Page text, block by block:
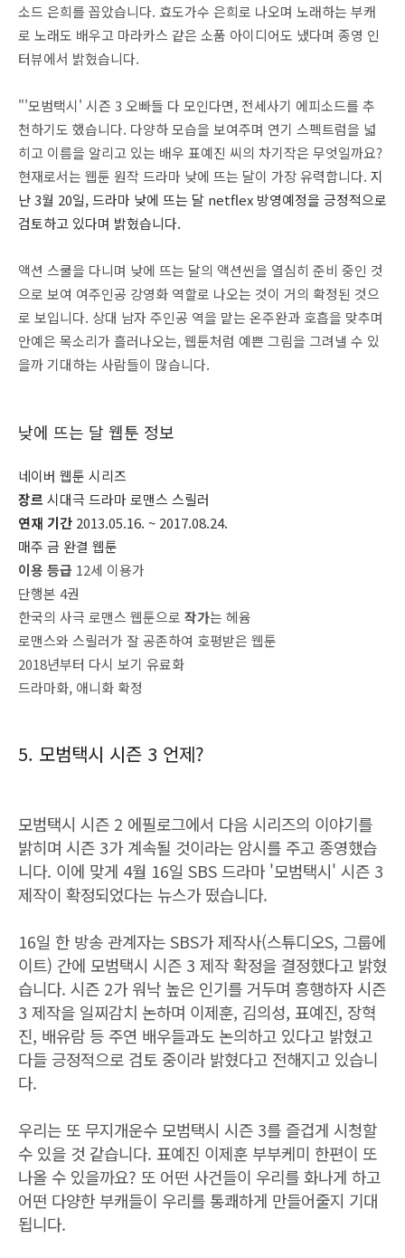
소드 은희를 꼽았습니다. 효도가수 은희로 나오며 노래하는 부캐
로 노래도 배우고 마라카스 같은 소품 아이디어도 냈다며 종영 인
터뷰에서 밝혔습니다.
"'모범택시' 시즌 3 오빠들 다 모인다면, 전세사기 에피소드를 추
천하기도 했습니다. 다양하 모습을 보여주며 연기 스펙트럼을 넓
히고 이름을 알리고 있는 배우 표예진 씨의 차기작은 무엇일까요?
현재로서는 웹툰 원작 드라마 낮에 뜨는 달이 가장 유력합니다. 지
난 3월 20일, 드라마 낮에 뜨는 달 netflex 방영예정을 긍정적으로
검토하고 있다며 밝혔습니다.
액션 스쿨을 다니며 낮에 뜨는 달의 액션씬을 열심히 준비 중인 것
으로 보여 여주인공 강영화 역할로 나오는 것이 거의 확정된 것으
로 보입니다. 상대 남자 주인공 역을 맡는 온주완과 호흡을 맞추며
안예은 목소리가 흘러나오는, 웹툰처럼 예쁜 그림을 그려낼 수 있
을까 기대하는 사람들이 많습니다.
낮에 뜨는 달 웹툰 정보
네이버 웹툰 시리즈
장르 시대극 드라마 로맨스 스릴러
연재 기간 2013.05.16. ~ 2017.08.24.
매주 금 완결 웹툰
이용 등급 12세 이용가
단행본 4권
한국의 사극 로맨스 웹툰으로 작가는 헤윰
로맨스와 스릴러가 잘 공존하여 호평받은 웹툰
2018년부터 다시 보기 유료화
드라마화, 애니화 확정
5. 모범택시 시즌 3 언제?
모범택시 시즌 2 에필로그에서 다음 시리즈의 이야기를
밝히며 시즌 3가 계속될 것이라는 암시를 주고 종영했습
니다. 이에 맞게 4월 16일 SBS 드라마 '모범택시' 시즌 3
제작이 확정되었다는 뉴스가 떴습니다.
16일 한 방송 관계자는 SBS가 제작사(스튜디오S, 그룹에
이트) 간에 모범택시 시즌 3 제작 확정을 결정했다고 밝혔
습니다. 시즌 2가 워낙 높은 인기를 거두며 흥행하자 시즌
3 제작을 일찌감치 논하며 이제훈, 김의성, 표예진, 장혁
진, 배유람 등 주연 배우들과도 논의하고 있다고 밝혔고
다들 긍정적으로 검토 중이라 밝혔다고 전해지고 있습니
다.
우리는 또 무지개운수 모범택시 시즌 3를 즐겁게 시청할
수 있을 것 같습니다. 표예진 이제훈 부부케미 한편이 또
나올 수 있을까요? 또 어떤 사건들이 우리를 화나게 하고
어떤 다양한 부캐들이 우리를 통쾌하게 만들어줄지 기대
됩니다.